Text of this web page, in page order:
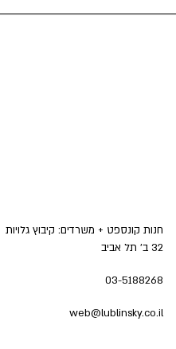
חנות קונספט + משרדים: קיבוץ גלויות
32 ב' תל אביב
03-5188268
web@lublinsky.co.il